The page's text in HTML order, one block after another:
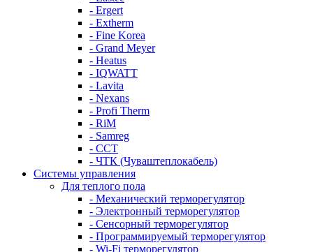
- Ergert
- Extherm
- Fine Korea
- Grand Meyer
- Heatus
- IQWATT
- Lavita
- Nexans
- Profi Therm
- RiM
- Samreg
- ССТ
- ЧТК (Чуваштеплокабель)
Системы управления
Для теплого пола
- Механический терморегулятор
- Электронный терморегулятор
- Сенсорный терморегулятор
- Программируемый терморегулятор
- Wi-Fi терморегулятор